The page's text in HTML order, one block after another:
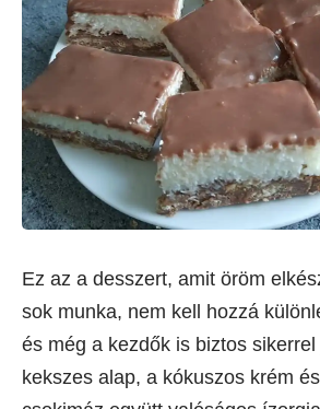
Ez az a desszert, amit öröm
sok munka, nem kell hozzá
és még a kezdők is biztos
kekszes alap, a kókuszos krém